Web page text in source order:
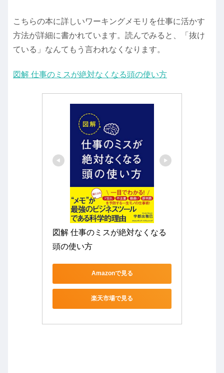
こちらの本に詳しいワーキングメモリを仕事に活かす
方法が詳細に書かれています。読んでみると、「抜け
ている」なんてもう言われなくなります。
図解 仕事のミスが絶対なくなる頭の使い方
図解 仕事のミスが絶対なくなる
頭の使い方
Amazonで見る
楽天市場で見る